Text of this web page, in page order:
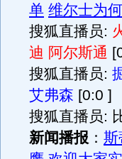
单 维尔士为
搜狐直播员:
迪 阿尔斯通
搜狐直播员:
艾弗森 [0:0 ]
搜狐直播员:
新闻播报 ： 斯